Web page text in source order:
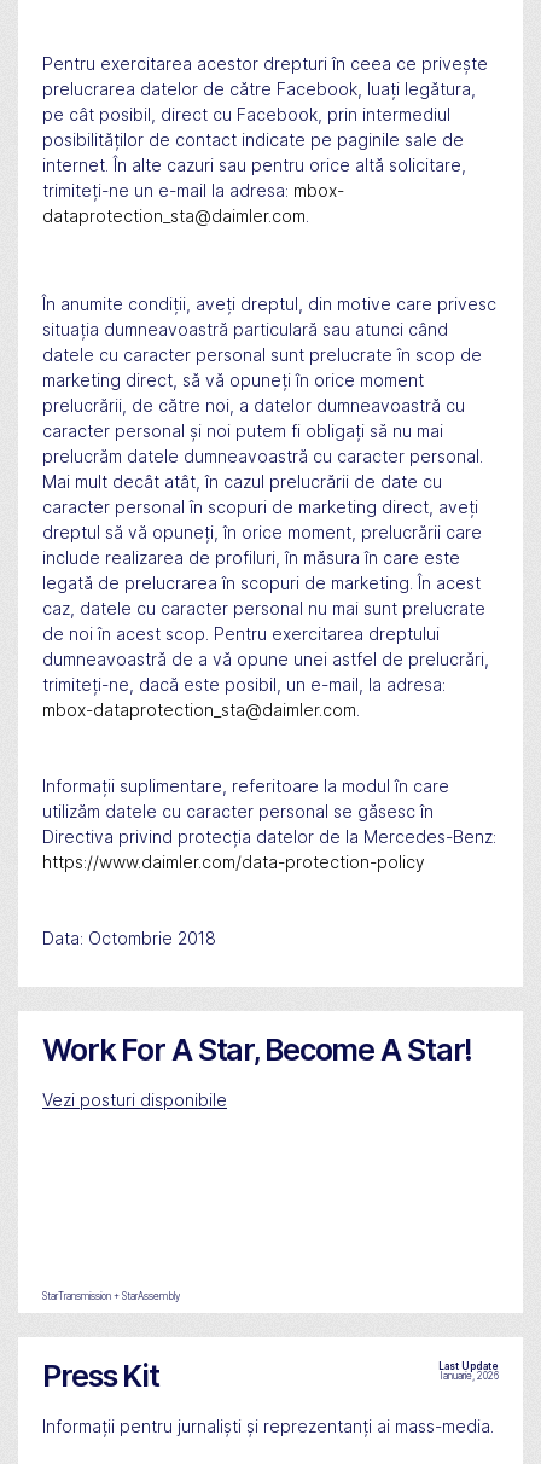
Pentru exercitarea acestor drepturi în ceea ce privește
prelucrarea datelor de către Facebook, luați legătura,
pe cât posibil, direct cu Facebook, prin intermediul
posibilităților de contact indicate pe paginile sale de
internet. În alte cazuri sau pentru orice altă solicitare,
trimiteți-ne un e-mail la adresa: mbox-
dataprotection_sta@daimler.com
În anumite condiții, aveți dreptul, din motive care privesc
situația dumneavoastră particulară sau atunci când
datele cu caracter personal sunt prelucrate în scop de
marketing direct, să vă opuneți în orice moment
prelucrării, de către noi, a datelor dumneavoastră cu
caracter personal și noi putem fi obligați să nu mai
prelucrăm datele dumneavoastră cu caracter personal.
Mai mult decât atât, în cazul prelucrării de date cu
caracter personal în scopuri de marketing direct, aveți
dreptul să vă opuneți, în orice moment, prelucrării care
include realizarea de profiluri, în măsura în care este
legată de prelucrarea în scopuri de marketing. În acest
caz, datele cu caracter personal nu mai sunt prelucrate
de noi în acest scop. Pentru exercitarea dreptului
dumneavoastră de a vă opune unei astfel de prelucrări,
trimiteți-ne, dacă este posibil, un e-mail, la adresa:
mbox-dataprotection_sta@daimler.com
Informații suplimentare, referitoare la modul în care
utilizăm datele cu caracter personal se găsesc în
Directiva privind protecția datelor de la Mercedes-Benz:
https://www.daimler.com/data-protection-policy
Data: Octombrie 2018
Work For A Star, Become A Star!
Vezi posturi disponibile
StarTransmission + StarAssembly
Last Update
Ianuarie, 2026
Press Kit
Informații pentru jurnaliști și reprezentanți ai mass-media.